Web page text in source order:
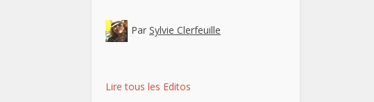
Par Sylvie Clerfeuille
Lire tous les Editos